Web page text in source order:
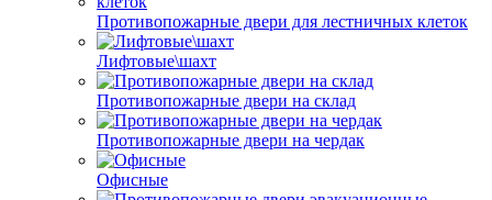
Противопожарные двери для лестничных клеток
Лифтовые\шахт
Противопожарные двери на склад
Противопожарные двери на чердак
Офисные